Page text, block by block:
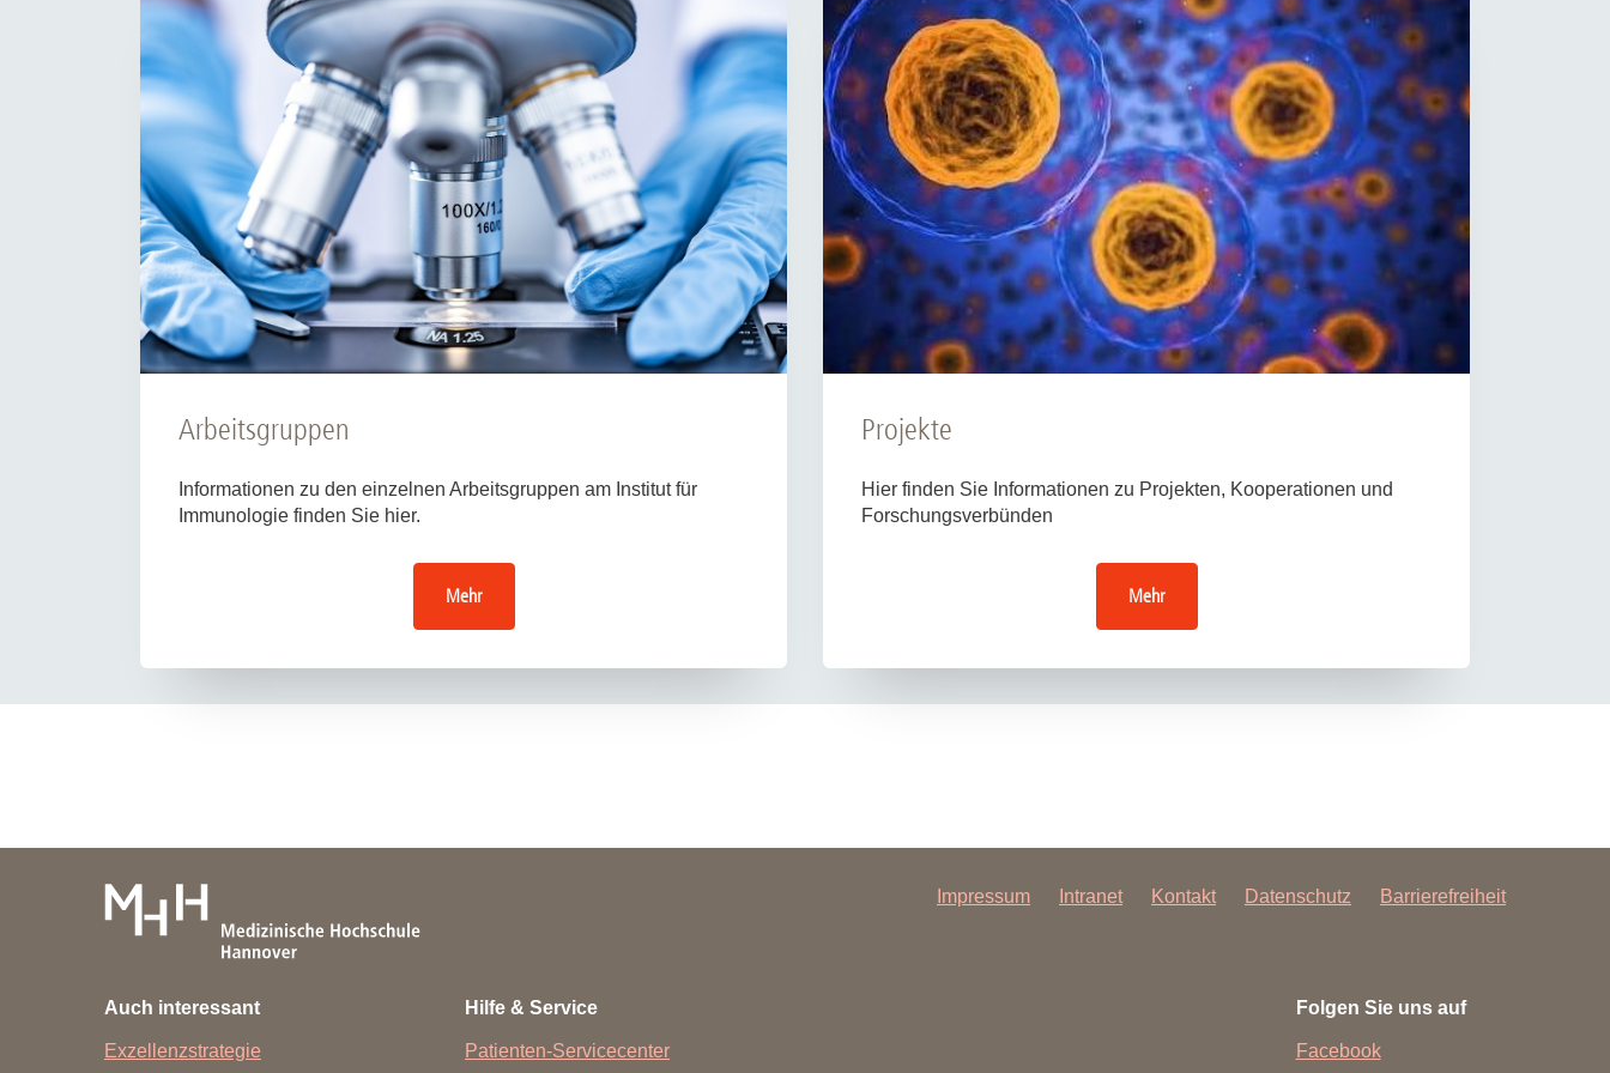
Zentrale Forschungseinrichtung Elektronenmikroskopie
Akademische Karriereentwicklung
Ansprechpersonen
Hannover Biomedical Research School (HBRS)
Für Postdoktorand:innen
Für Ärzt:innen
Forschungsdatenpolicy
Forschungsinformationssystem
Dekanin für Forschung und Transfer und
Forschungskommission
Gute wissenschaftliche Praxis
GWP-Kommission
Ombudswesen und Ombudsperson
Forschung - Wissen - Translation - Transfer
Partner:innen & Netzwerke
Für Lebenswissenschaftler:innen
Für Partner:innen & Investor:innen
Für Startups und Gründer:innen
Arbeitsgruppen
Informationen zu den einzelnen Arbeitsgruppen am Institut für
Immunologie finden Sie hier.
Mehr
Projekte
Hier finden Sie Informationen zu Projekten, Kooperationen und
Forschungsverbünden
Mehr
Impressum Intranet Kontakt Datenschutz Barrierefreiheit
Auch interessant
Exzellenzstrategie
Hilfe & Service
Patienten-Servicecenter
Folgen Sie uns auf
Facebook